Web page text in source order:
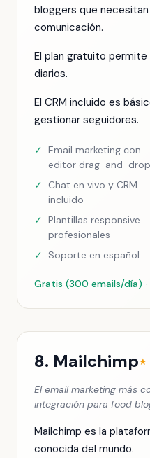
bloggers que
comunicación.
El plan gratuito
diarios.
El CRM incluido es
gestionar seguidores.
✓ Email marketing con
editor drag-and-drop
✓
Chat en vivo y CRM
incluido
✓ Plantillas responsive
profesionales
✓
Soporte en español
Gratis (300 emails/día)
8. Mailchimp★
El email marketing más
integración para food
Mailchimp es la
conocida del mundo.